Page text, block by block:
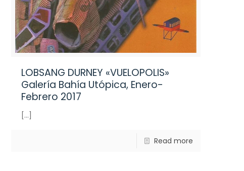
LOBSANG DURNEY «VUELOPOLIS»
Galería Bahía Utópica, Enero-
Febrero 2017
[…]
Read more